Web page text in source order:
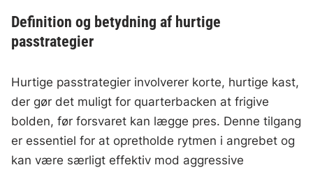
Definition og betydning af hurtige
passtrategier
Hurtige passtrategier involverer korte, hurtige kast,
der gør det muligt for quarterbacken at frigive
bolden, før forsvaret kan lægge pres. Denne tilgang
er essentiel for at opretholde rytmen i angrebet og
kan være særligt effektiv mod aggressive